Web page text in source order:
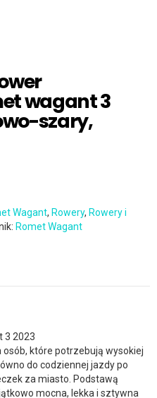
wagant 3
szary,
Wagant, Rowery, Rowery i
Romet Wagant
3 2023
które potrzebują wysokiej
do codziennej jazdy po
za miasto. Podstawą
mocna, lekka i sztywna